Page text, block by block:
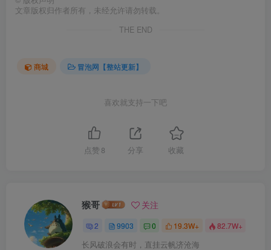
文章版权归作者所有，未经允许请勿转载。
THE END
商城 冒泡网【整站更新】
喜欢就支持一下吧
点赞 8 分享 收藏
猴哥 关注
2 9903 0 19.3W+ 82.7W+
长风破浪会有时，直挂云帆济沧海